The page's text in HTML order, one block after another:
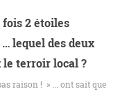
fois 2 étoiles
lequel des deux
le terroir local ?
raison ! » … ont sait que